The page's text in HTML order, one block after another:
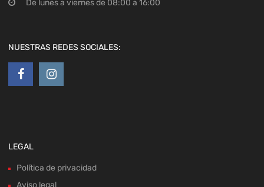
De lunes a viernes de 08:00 a 16:00
NUESTRAS REDES SOCIALES:
LEGAL
Política de privacidad